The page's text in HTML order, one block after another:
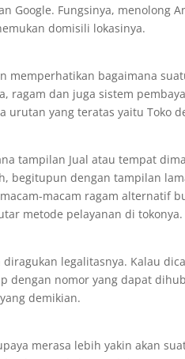
Google. Fungsinya, menolong
domisili lokasinya.
memperhatikan bagaimana
ragam dan juga sistem
yang teratas yaitu Toko
tampilan Jual atau tempat
begitupun dengan tampilan
macam ragam alternatif
metode pelayanan di tokonya.
legalitasnya. Kalau
dengan nomor yang dapat
demikian.
merasa lebih yakin akan